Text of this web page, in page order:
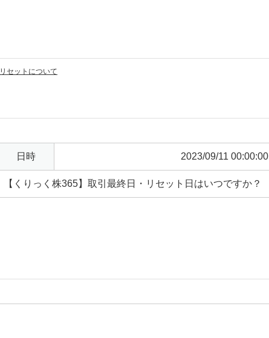
リセットについて
日時 2023/09/11 00:00:00
【くりっく株365】取引最終日・リセット日はいつですか？